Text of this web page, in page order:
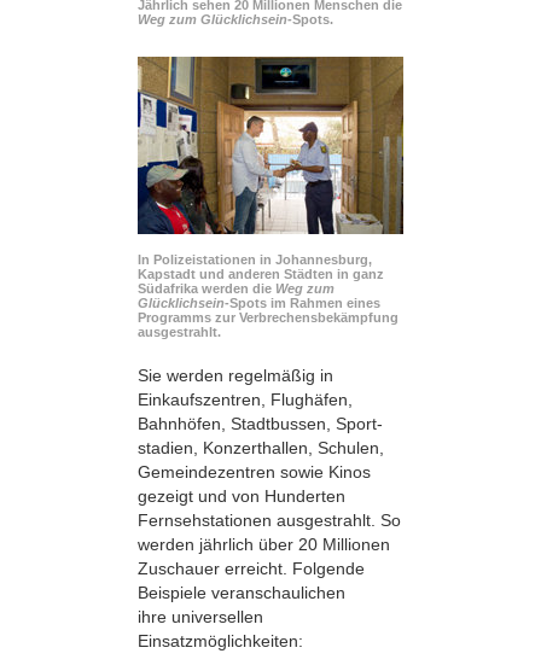
Jährlich sehen 20 Millionen Menschen die
Weg zum Glücklichsein-Spots.
In Polizeistationen in Johannesburg,
Kapstadt und anderen Städten in ganz
Südafrika werden die Weg zum
Glücklichsein-Spots im Rahmen eines
Programms zur Verbrechensbekämpfung
ausgestrahlt.
Sie werden regelmäßig in
Einkaufszentren, Flughäfen,
Bahnhöfen, Stadtbussen, Sport­
stadien, Konzerthallen, Schulen,
Gemeindezentren sowie Kinos
gezeigt und von Hunderten
Fernsehstationen ausgestrahlt. So
werden jährlich über 20 Millionen
Zuschauer erreicht. Folgende
Beispiele veranschaulichen
ihre universellen
Einsatzmöglichkeiten: